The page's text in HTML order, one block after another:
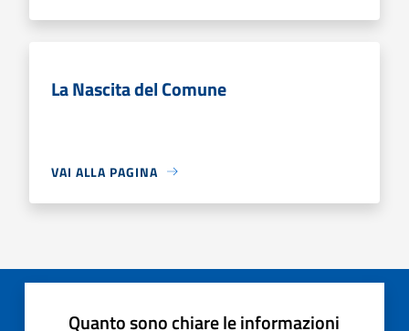
La Nascita del Comune
VAI ALLA PAGINA
Quanto sono chiare le informazioni